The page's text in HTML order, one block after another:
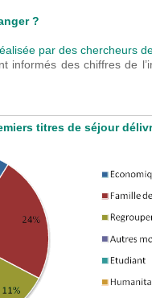
?
par des chercheurs
informés des chiffres de
titres de séjour